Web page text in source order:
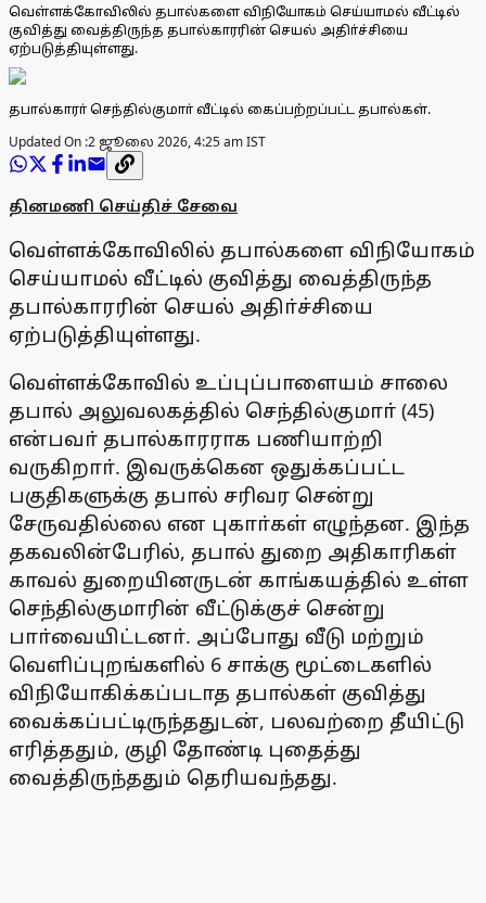
வெள்ளக்கோவிலில் தபால்களை விநியோகம் செய்யாமல் வீட்டில்
குவித்து வைத்திருந்த தபால்காரரின் செயல் அதிா்ச்சியை
ஏற்படுத்தியுள்ளது.
தபால்காரா் செந்தில்குமாா் வீட்டில் கைப்பற்றப்பட்ட தபால்கள்.
Updated On :2 ஜூலை 2026, 4:25 am IST
தினமணி செய்திச் சேவை
வெள்ளக்கோவிலில் தபால்களை விநியோகம்
செய்யாமல் வீட்டில் குவித்து வைத்திருந்த
தபால்காரரின் செயல் அதிா்ச்சியை
ஏற்படுத்தியுள்ளது.
வெள்ளக்கோவில் உப்புப்பாளையம் சாலை
தபால் அலுவலகத்தில் செந்தில்குமாா் (45)
என்பவா் தபால்காரராக பணியாற்றி
வருகிறாா். இவருக்கென ஒதுக்கப்பட்ட
பகுதிகளுக்கு தபால் சரிவர சென்று
சேருவதில்லை என புகாா்கள் எழுந்தன. இந்த
தகவலின்பேரில், தபால் துறை அதிகாரிகள்
காவல் துறையினருடன் காங்கயத்தில் உள்ள
செந்தில்குமாரின் வீட்டுக்குச் சென்று
பாா்வையிட்டனா். அப்போது வீடு மற்றும்
வெளிப்புறங்களில் 6 சாக்கு மூட்டைகளில்
விநியோகிக்கப்படாத தபால்கள் குவித்து
வைக்கப்பட்டிருந்ததுடன், பலவற்றை தீயிட்டு
எரித்ததும், குழி தோண்டி புதைத்து
வைத்திருந்ததும் தெரியவந்தது.